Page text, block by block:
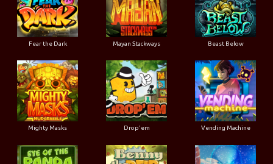
Fear the Dark Mayan Stackways Beast Below
Mighty Masks Drop'em Vending Machine